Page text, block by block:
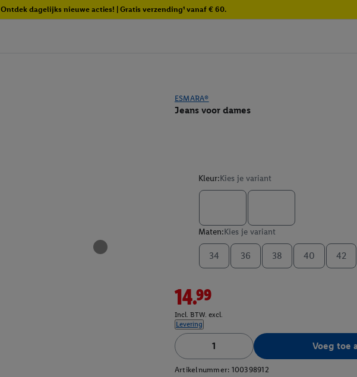
Ontdek dagelijks nieuwe acties! | Gratis verzending¹ vanaf € 60.
ESMARA®
Jeans voor dames
Kleur:Kies je variant
Maten:Kies je variant
34 36 38 40 42
14.99
Incl. BTW. excl.
Levering
Voeg toe
Artikelnummer: 100398912